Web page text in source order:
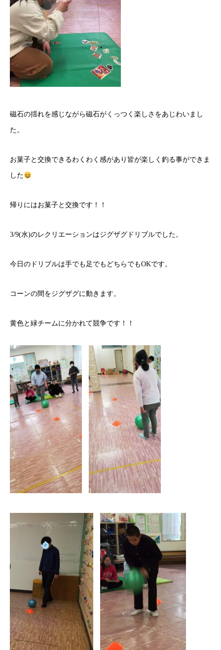
磁石の揺れを感じながら磁石がくっつく楽しさをあじわいまし
た。
お菓子と交換できるわくわく感があり皆が楽しく釣る事ができま
した
帰りにはお菓子と交換です！！
3/9(水)のレクリエーションはジグザグドリブルでした。
今日のドリブルは手でも足でもどちらでもOKです。
コーンの間をジグザグに動きます。
黄色と緑チームに分かれて競争です！！